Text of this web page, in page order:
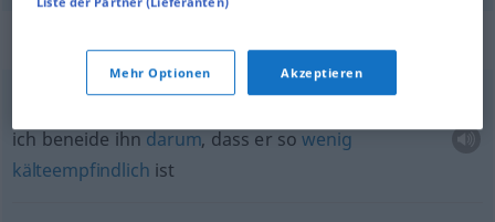
ich beneide ihn darum, dass er sowenig
kälteempfindlich ist
Mehr Optionen Akzeptieren